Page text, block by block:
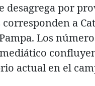
desagrega por
a
Los
actual en el